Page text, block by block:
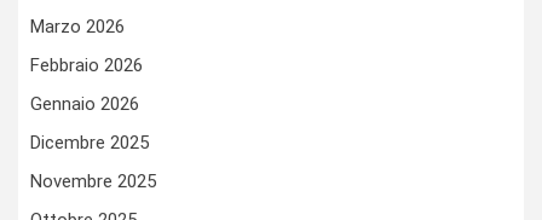
Marzo 2026
Febbraio 2026
Gennaio 2026
Dicembre 2025
Novembre 2025